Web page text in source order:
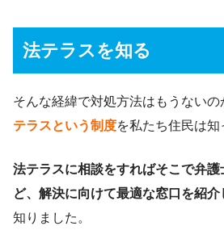
法テラスを知る
そんな経緯で対処方法はもうないの
テラスという制度を私たち住民は知
法テラスに相談をすればそこで弁
ど、解決に向けて最適な窓口を紹介
知りました。